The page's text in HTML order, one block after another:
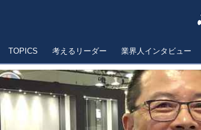
TOPICS 考えるリーダー 業界人インタビュー